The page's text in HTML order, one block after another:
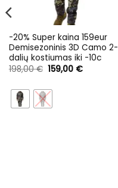
-20% Super kaina 159eur
Demisezoninis 3D Camo 2-
dalių kostiumas iki -10c
198,00€ Original
price
198,00 €.
159,00 €Current